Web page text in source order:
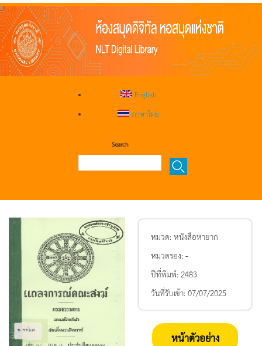
English
ภาษาไทย
Search
หมวด:หนังสือหายาก
หมวดรอง:-
ปีที่พิมพ์:2483
วันที่รับเข้า:07/07/2025
หน้าตัวอย่าง